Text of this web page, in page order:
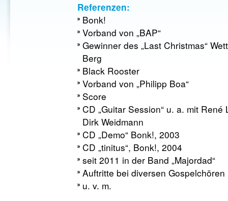
Referenzen:
Bonk!
Vorband von „BAP“
Gewinner des „Last Christmas“
Berg
Black Rooster
Vorband von „Philipp Boa“
Score
CD „Guitar Session“ u. a. mit
Dirk Weidmann
CD „Demo“ Bonk!, 2003
CD „tinitus“, Bonk!, 2004
seit 2011 in der Band „Majordad“
Auftritte bei diversen
u. v. m.